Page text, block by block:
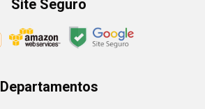
Site Seguro
Departamentos